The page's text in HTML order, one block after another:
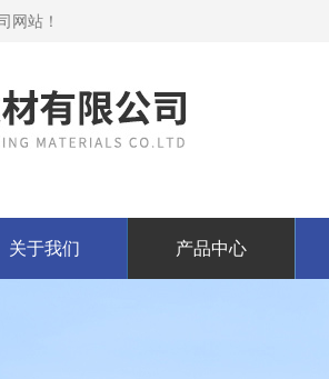
网站！
关于我们 产品中心